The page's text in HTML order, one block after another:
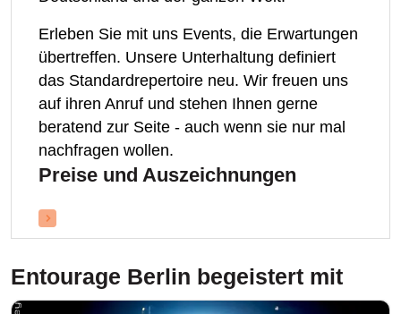
Erleben Sie mit uns Events, die Erwartungen
übertreffen. Unsere Unterhaltung definiert
das Standardrepertoire neu. Wir freuen uns
auf ihren Anruf und stehen Ihnen gerne
beratend zur Seite - auch wenn sie nur mal
nachfragen wollen.
Preise und Auszeichnungen
Entourage Berlin begeistert mit